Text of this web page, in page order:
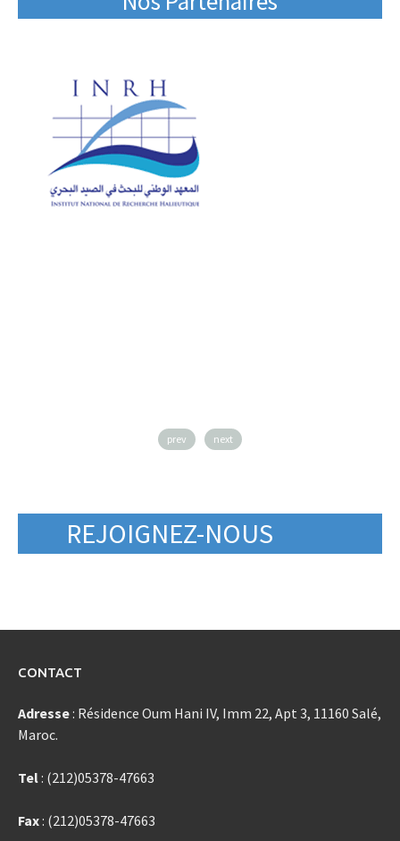
prev next
REJOIGNEZ-NOUS
CONTACT
Adresse: Résidence Oum Hani IV, Imm 22, Apt 3, 11160 Salé,
Maroc.
Tel: (212)05378-47663
Fax: (212)05378-47663